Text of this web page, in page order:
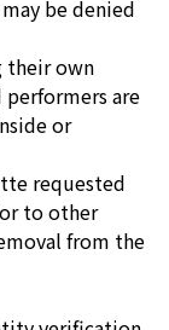
be denied
their own
performers are
or
requested
to other
from the